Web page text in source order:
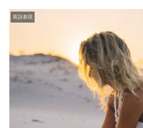
英語表現